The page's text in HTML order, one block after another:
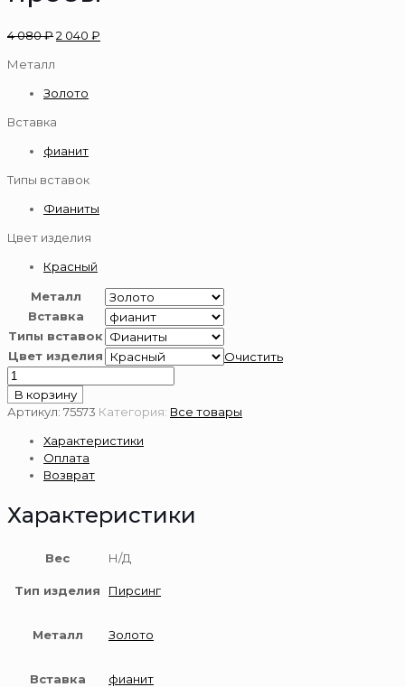
4 080₽2 040 ₽
Металл
Золото
Вставка
фианит
Типы вставок
Фианиты
Цвет изделия
Красный
Металл
Вставка
Типы вставок
Цвет изделия
Очистить
Количество
товара
Пирсинг
золота
пробы
В корзину
Артикул: 75573 Категория: Все товары
Характеристики
Оплата
Возврат
Характеристики
Вес Н/Д
Тип изделия Пирсинг
Металл Золото
Вставка фианит